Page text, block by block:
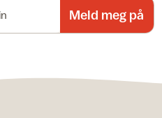
Meld meg på